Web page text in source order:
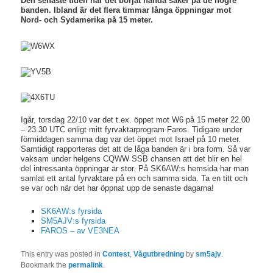
banden. Ibland är det flera timmar långa öppningar mot
Nord- och Sydamerika på 15 meter.
Igår, torsdag 22/10 var det t.ex. öppet mot W6 på 15 meter 22.00
– 23.30 UTC enligt mitt fyrvaktarprogram Faros. Tidigare under
förmiddagen samma dag var det öppet mot Israel på 10 meter.
Samtidigt rapporteras det att de låga banden är i bra form. Så var
vaksam under helgens CQWW SSB chansen att det blir en hel
del intressanta öppningar är stor. På SK6AW:s hemsida har man
samlat ett antal fyrvaktare på en och samma sida. Ta en titt och
se var och när det har öppnat upp de senaste dagarna!
SK6AW:s fyrsida
SM5AJV:s fyrsida
FAROS – av VE3NEA
This entry was posted inContest ,Vågutbredning bysm5ajv
Bookmark thepermalink